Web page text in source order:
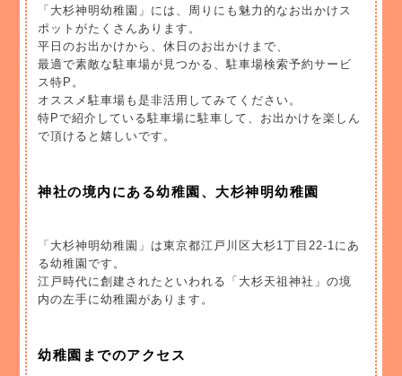
「大杉神明幼稚園」には、周りにも魅力的なお出かけス
ポットがたくさんあります。
平日のお出かけから、休日のお出かけまで、
最適で素敵な駐車場が見つかる、駐車場検索予約サービ
ス特P。
オススメ駐車場も是非活用してみてください。
特Pで紹介している駐車場に駐車して、お出かけを楽しん
で頂けると嬉しいです。
神社の境内にある幼稚園、大杉神明幼稚園
「大杉神明幼稚園」は東京都江戸川区大杉1丁目22-1にあ
る幼稚園です。
江戸時代に創建されたといわれる「大杉天祖神社」の境
内の左手に幼稚園があります。
幼稚園までのアクセス